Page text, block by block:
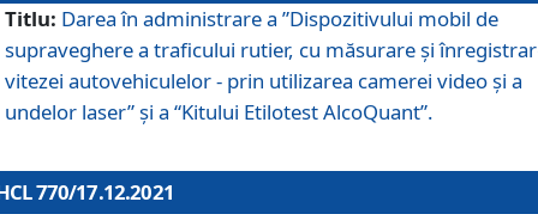
Titlu: Darea în administrare a ”Dispozitivului mobil de
supraveghere a traficului rutier, cu măsurare și
vitezei autovehiculelor - prin utilizarea camerei video și a
undelor laser” și a “Kitului Etilotest AlcoQuant”.
770/17.12.2021